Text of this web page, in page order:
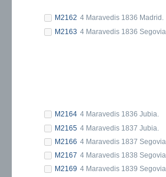
M2162 4 Maravedis 1836 Madrid.
M2163 4 Maravedis 1836 Segovia.
M2164 4 Maravedis 1836 Jubia.
M2165 4 Maravedis 1837 Jubia.
M2166 4 Maravedis 1837 Segovia.
M2167 4 Maravedis 1838 Segovia.
M2169 4 Maravedis 1839 Segovia.